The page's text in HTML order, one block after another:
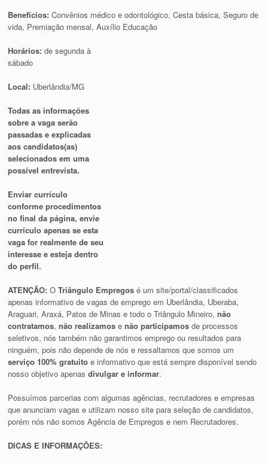
Benefícios:Convênios médico e odontológico, Cesta básica, Seguro de
vida, Premiação mensal, Auxílio Educação
Horários:de segunda à
sábado
Local: Uberlândia/MG
Todas as informações
sobre a vaga serão
passadas e explicadas
aos candidatos(as)
selecionados em uma
possível entrevista.
Enviar currículo
conforme procedimentos
no final da página, envie
currículo apenas se esta
vaga for realmente de seu
interesse e esteja dentro
do perfil.
ATENÇÃO: OTriângulo Empregos é um site/portal/classificados
apenas informativo de vagas de emprego em Uberlândia, Uberaba,
Araguari, Araxá, Patos de Minas e todo o Triângulo Mineiro,não
contratamos,não realizamos enão participamos de processos
seletivos, nós também não garantimos emprego ou resultados para
ninguém, pois não depende de nós e ressaltamos que somos um
serviço 100% gratuito e informativo que está sempre disponível sendo
nosso objetivo apenasdivulgar e informar.
Possuímos parcerias com algumas agências, recrutadores e empresas
que anunciam vagas e utilizam nosso site para seleção de candidatos,
porém nós não somos Agência de Empregos e nem Recrutadores.
DICAS E INFORMAÇÕES: